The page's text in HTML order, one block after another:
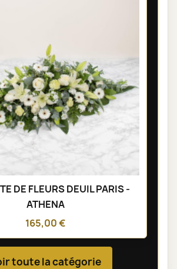
DE FLEURS DEUIL PARIS -
ATHENA
165,00 €
toute la catégorie